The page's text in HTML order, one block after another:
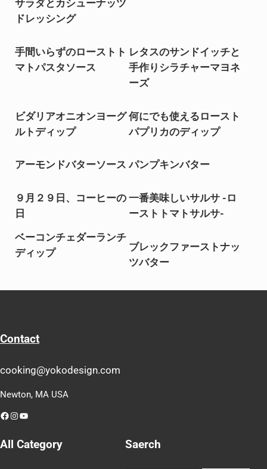
サラダとカシューナッツ
ドレッシング
手間いらずのローストト
マトパスタソース
レタスのサンドイッチと
手作りシラチャーマヨネ
ーズ
ビダリアオニオンヨーグ
ルトディップ
何にでも使えるロースト
パプリカのディップ
アーモンドバターソース パンプキンバター
９月２９日、コーヒーの
日
一番美味しいサルサ -ロ
ーストトマトサルサ-
ベーコンチェダーランチ
ディップ
ブレックファーストナッ
ツバター
Contact
cooking@yokodesign.com
Newton, MA USA
Facebook
Instagram
YouTube
All Category Saerch